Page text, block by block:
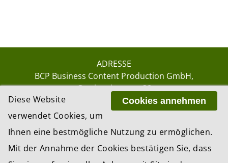
ADRESSE
BCP Business Content Production GmbH
Gotthardstrasse 38
8002 Zürich
© 2026 by BCP Business Content Production
GmbH, Zürich – Switzerland
Cookies annehmen
Diese Website
verwendet Cookies, um
Ihnen eine bestmögliche Nutzung zu ermöglichen.
Mit der Annahme der Cookies bestätigen Sie, dass